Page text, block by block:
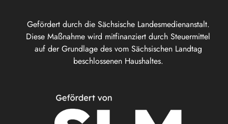
Gefördert durch die Sächsische Landesmedienanstalt.
Diese Maßnahme wird mitfinanziert durch Steuermittel
auf der Grundlage des vom Sächsischen Landtag
beschlossenen Haushaltes.